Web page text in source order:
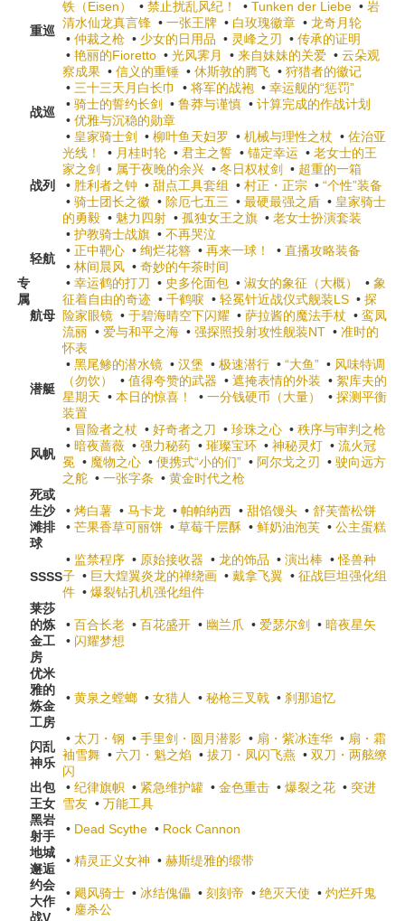
专
属
重巡
铁（Eisen）
• 禁止扰乱风纪！ • Tunken der Liebe • 岩
清水仙龙真言锋 • 一张王牌 • 白玫瑰徽章 • 龙奇月轮
• 仲裁之枪 • 少女的日用品 • 灵峰之刃 • 传承的证明
• 艳丽的Fioretto • 光风霁月 • 来自妹妹的关爱 • 云朵观
察成果 • 信义的重锤 • 休斯敦的腾飞 • 狩猎者的徽记
• 三十三天月白长巾 • 将军的战袍 • 幸运舰的“惩罚”
战巡
• 骑士的誓约长剑 • 鲁莽与谨慎 • 计算完成的作战计划
• 优雅与沉稳的勋章
战列
• 皇家骑士剑 • 柳叶鱼天妇罗 • 机械与理性之杖 • 佐治亚
光线！
• 月桂时轮 • 君主之誓 • 锚定幸运 • 老女士的王
家之剑
• 属于夜晚的余兴 • 冬日权杖剑 • 超重的一箱
• 胜利者之钟 • 甜点工具套组 • 村正・正宗 • “个性”装备
• 骑士团长之徽 • 除厄七五三 • 最硬最强之盾 • 皇家骑士
的勇毅 • 魅力四射 • 孤独女王之旗 • 老女士扮演套装
• 护教骑士战旗 • 不再哭泣
轻航
• 正中靶心 • 绚烂花簪 • 再来一球！ • 直播攻略装备
• 林间晨风 • 奇妙的午茶时间
航母
• 幸运鹤的打刀 • 史多伦面包 • 淑女的象征（大概） • 象
征着自由的奇迹 • 千鹤唳 • 轻冕针近战仪式舰装LS • 探
险家眼镜 • 于碧海晴空下闪耀 • 萨拉酱的魔法手杖 • 鸾凤
流丽 • 爱与和平之海 • 强探照投射攻性舰装NT • 准时的
怀表
潜艇
• 黑尾鲹的潜水镜 • 汉堡 • 极速潜行 • “大鱼” • 风味特调
（勿饮）
• 值得夸赞的武器 • 遮掩表情的外装 • 絮库夫的
星期天 • 本日的惊喜！ • 一分钱硬币（大量） • 探测平衡
装置
风帆
• 冒险者之杖 • 好奇者之刀 • 珍珠之心 • 秩序与审判之枪
• 暗夜蔷薇 • 强力秘药 • 璀璨宝环 • 神秘灵灯 • 流火冠
冕
• 魔物之心 • 便携式“小的们” • 阿尔戈之刃 • 驶向远方
之舵 • 一张字条 • 黄金时代之枪
死或
生沙
滩排
球
• 烤白薯 • 马卡龙 • 帕帕纳西 • 甜馅馒头 • 舒芙蕾松饼
• 芒果香草可丽饼 • 草莓千层酥 • 鲜奶油泡芙 • 公主蛋糕
SSSS
• 监禁程序 • 原始接收器 • 龙的饰品 • 演出棒 •怪兽种
子 • 巨大煌翼炎龙的禅绕画 • 戴拿飞翼 • 征战巨坦强化组
件 • 爆裂钻孔机强化组件
莱莎
的炼
金工
房
• 百合长老 • 百花盛开 • 幽兰爪 • 爱瑟尔剑 • 暗夜星矢
• 闪耀梦想
优米
雅的
炼金
工房
• 黄泉之螳螂 • 女猎人 • 秘枪三叉戟 • 刹那追忆
闪乱
神乐
• 太刀・钢 • 手里剑・圆月潜影 • 扇・紫冰连华 • 扇・霜
袖雪舞 • 六刀・魁之焰 • 拔刀・凤闪飞燕 • 双刀・两舷缭
闪
出包
王女
• 纪律旗帜 • 紧急维护罐 • 金色重击 • 爆裂之花 • 突进
雪友 • 万能工具
黑岩
射手
• Dead Scythe • Rock Cannon
地城
邂逅
• 精灵正义女神 • 赫斯缇雅的缎带
约会
大作
战V
• 飓风骑士 • 冰结傀儡 • 刻刻帝 • 绝灭天使 • 灼烂歼鬼
• 鏖杀公